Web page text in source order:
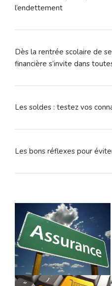
l’endettement
Dès la rentrée scolaire de
financière s’invite dans
Les soldes : testez vos
Les bons réflexes pour